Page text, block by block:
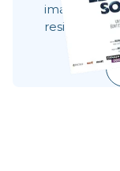
image does
resilience,